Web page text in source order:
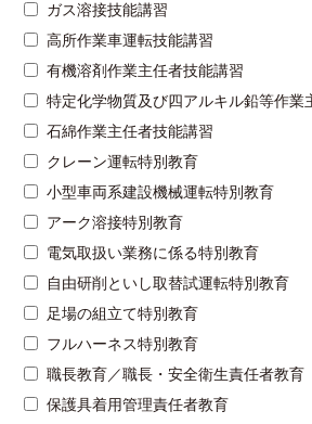
ガス溶接技能講習
高所作業車運転技能講習
有機溶剤作業主任者技能講習
特定化学物質及び四アルキル鉛等作業
石綿作業主任者技能講習
クレーン運転特別教育
小型車両系建設機械運転特別教育
アーク溶接特別教育
電気取扱い業務に係る特別教育
自由研削といし取替試運転特別教育
足場の組立て特別教育
フルハーネス特別教育
職長教育／職長・安全衛生責任者教育
保護具着用管理責任者教育